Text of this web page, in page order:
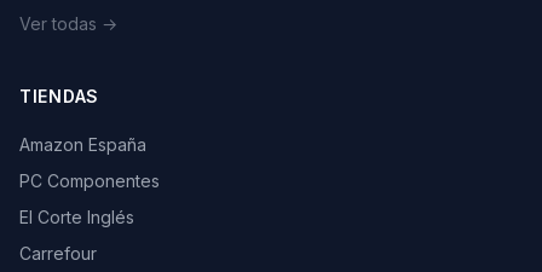
Ver todas →
TIENDAS
Amazon España
PC Componentes
El Corte Inglés
Carrefour